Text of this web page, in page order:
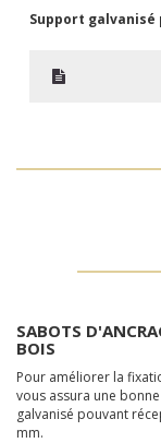
Support galvanisé
SABOTS
BOIS
Pour améliorer la
vous assura une
galvanisé pouvant
mm.